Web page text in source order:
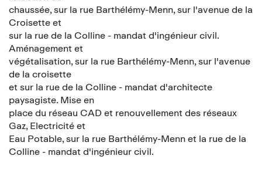
chaussée, sur la rue Barthélémy-Menn, sur l'avenue de la
Croisette et
sur la rue de la Colline - mandat d'ingénieur civil.
Aménagement et
végétalisation, sur la rue Barthélémy-Menn, sur l'avenue
de la croisette
et sur la rue de la Colline - mandat d'architecte
paysagiste. Mise en
place du réseau CAD et renouvellement des réseaux
Gaz, Electricité et
Eau Potable, sur la rue Barthélémy-Menn et la rue de la
Colline - mandat d'ingénieur civil.